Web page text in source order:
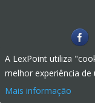
A LexPoint utiliza
melhor experiência
Mais informação